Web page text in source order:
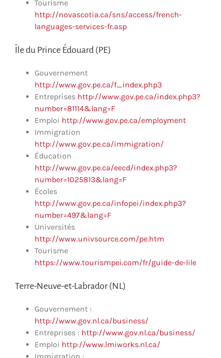
Tourisme
http://novascotia.ca/sns/access/french-
languages-services-fr.asp
Île du Prince Édouard (PE)
Gouvernement
http://www.gov.pe.ca/f_index.php3
Entreprises http://www.gov.pe.ca/index.php3?
number=81114&lang=F
Emploi http://www.gov.pe.ca/employment
Immigration
http://www.gov.pe.ca/immigration/
Éducation
http://www.gov.pe.ca/eecd/index.php3?
number=1025813&lang=F
Écoles
http://www.gov.pe.ca/infopei/index.php3?
number=497&lang=F
Universités
http://www.univsource.com/pe.htm
Tourisme
https://www.tourismpei.com/fr/guide-de-lile
Terre-Neuve-et-Labrador (NL)
Gouvernement :
http://www.gov.nl.ca/business/
Entreprises : http://www.gov.nl.ca/business/
Emploi http://www.lmiworks.nl.ca/